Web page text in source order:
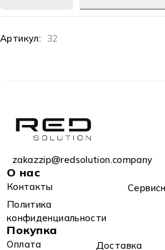
Артикул: 32
zakazzip@redsolution.company
О нас
Контакты
Политика
конфиденциальности
Покупка
Оплата Доставка